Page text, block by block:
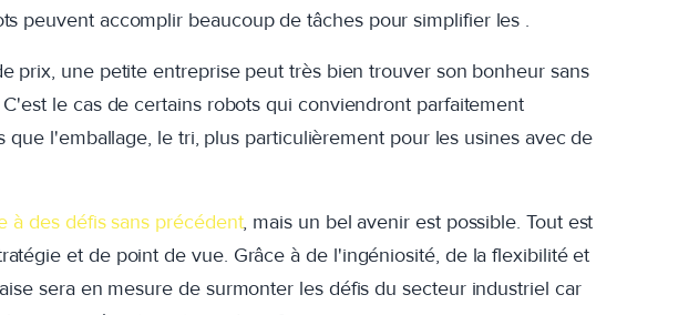
peuvent accomplir beaucoup de tâches pour simplifier les .
prix, une petite entreprise peut très bien trouver son bonheur sans
le cas de certains robots qui conviendront parfaitement
que l'emballage, le tri, plus particulièrement pour les usines avec de
à des défis sans précédent, mais un bel avenir est possible. Tout est
et de point de vue. Grâce à de l'ingéniosité, de la flexibilité et
sera en mesure de surmonter les défis du secteur industriel car